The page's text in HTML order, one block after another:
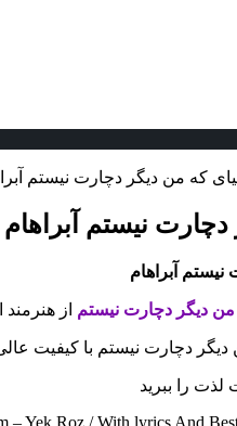
که من دیگر دچارت نیستم
نیستم آبراهام
آبراهام
دیگر دچارت نیستم از هنرمند
دیگر دچارت نیستم با کیفیت
لذت را ببرید
– Yek Roz / With lyrics And